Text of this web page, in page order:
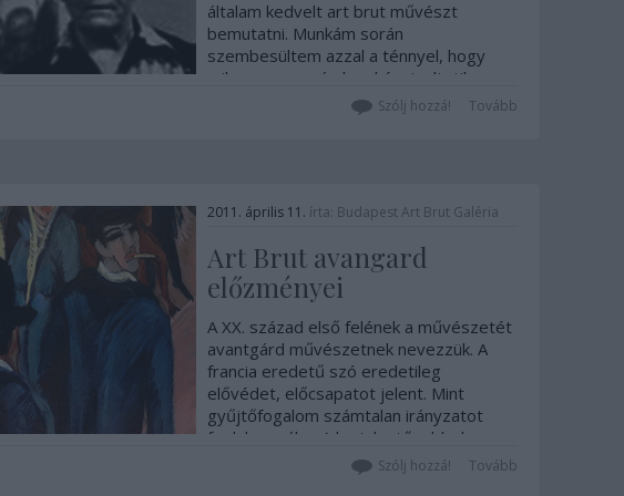
általam kedvelt art brut művészt
bemutatni. Munkám során
szembesültem azzal a ténnyel, hogy
milyen nagy számban képviseltetik
magukat az art brut művészek és
Tovább
Szólj hozzá!
2011. április 11. írta: Budapest Art Brut Galéria
Art Brut avangard
előzményei
A XX. század első felének a művészetét
avantgárd művészetnek nevezzük. A
francia eredetű szó eredetileg
elővédet, előcsapatot jelent. Mint
gyűjtőfogalom számtalan irányzatot
foglal magába. A legjelentősebbek:
fauvizmus, expresszionizmus, kubizmus,
Tovább
Szólj hozzá!